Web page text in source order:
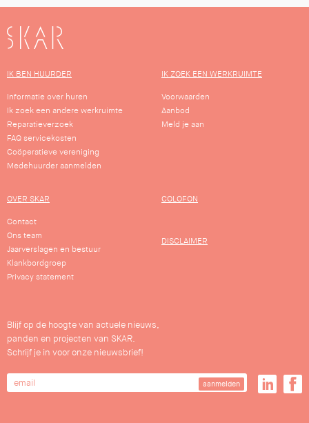
SKAR
IK BEN HUURDER
Informatie over huren
Ik zoek een andere werkruimte
Reparatieverzoek
FAQ servicekosten
Coöperatieve vereniging
Medehuurder aanmelden
IK ZOEK EEN WERKRUIMTE
Voorwaarden
Aanbod
Meld je aan
OVER SKAR
Contact
Ons team
Jaarverslagen en bestuur
Klankbordgroep
Privacy statement
COLOFON
DISCLAIMER
Blijf op de hoogte van actuele nieuws,
panden en projecten van SKAR.
Schrijf je in voor onze nieuwsbrief!